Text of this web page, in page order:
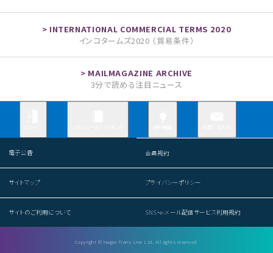
インコタームズ2020 （貿易条件）
3分で読める注目ニュース
電子公告 会員規約
サイトマップ プライバシーポリシー
サイトのご利用について SNS・e-メール配信サービス利用規約
Copyright © Naigai Trans Line Ltd. All rights reserved.